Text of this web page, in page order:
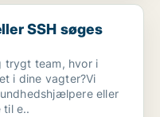
som fast v...
SSH søges
trygt team, hvor i
i dine vagter?Vi
eller
til e..